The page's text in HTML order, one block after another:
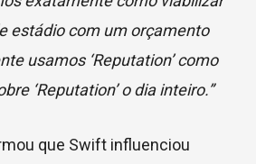
estádio com um orçamento
usamos ‘Reputation’ como
‘Reputation’ o dia inteiro.”
que Swift influenciou